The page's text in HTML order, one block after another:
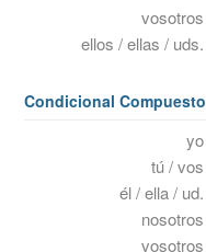
vosotros
ellos / ellas / uds.
Condicional Compuesto
yo
tú / vos
él / ella / ud.
nosotros
vosotros